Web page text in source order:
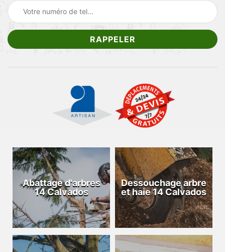
Abattage d'arbres
14 Calvados
Dessouchage arbre
et haie 14 Calvados